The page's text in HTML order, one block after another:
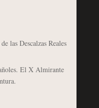
las Descalzas Reales
El X Almirante